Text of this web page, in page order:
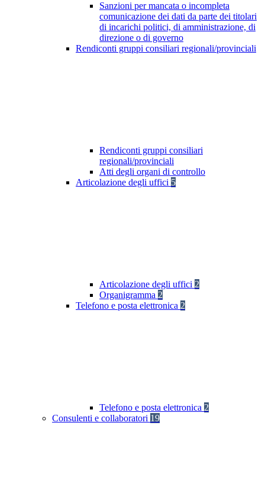
Sanzioni per mancata o incompleta
comunicazione dei dati da parte dei titolari
di incarichi politici, di amministrazione, di
direzione o di governo
Rendiconti gruppi consiliari regionali/provinciali
Rendiconti gruppi consiliari
regionali/provinciali
Atti degli organi di controllo
Articolazione degli uffici 5
Articolazione degli uffici 2
Organigramma 2
Telefono e posta elettronica 2
Telefono e posta elettronica 2
Consulenti e collaboratori 19